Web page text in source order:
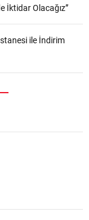
İktidar Olacağız”
ile İndirim